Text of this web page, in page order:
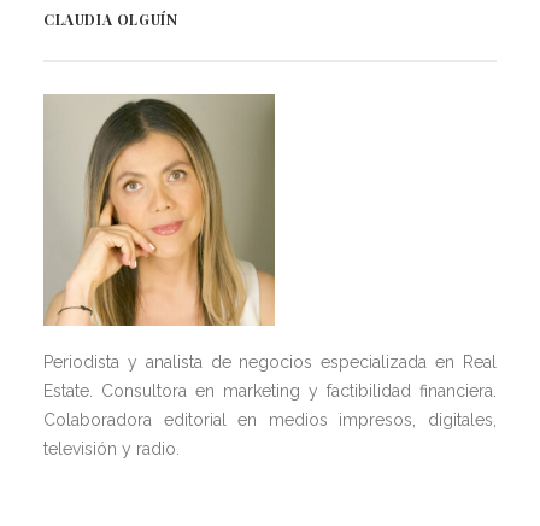
CLAUDIA OLGUÍN
Periodista y analista de negocios especializada en Real
Estate. Consultora en marketing y factibilidad financiera.
Colaboradora editorial en medios impresos, digitales,
televisión y radio.